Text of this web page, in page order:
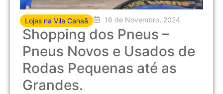
Lojas na Vila Canaã 16 de Novembro, 2024
Shopping dos Pneus –
Pneus Novos e Usados de
Rodas Pequenas até as
Grandes.